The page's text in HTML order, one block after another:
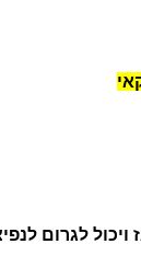
גז ויכול